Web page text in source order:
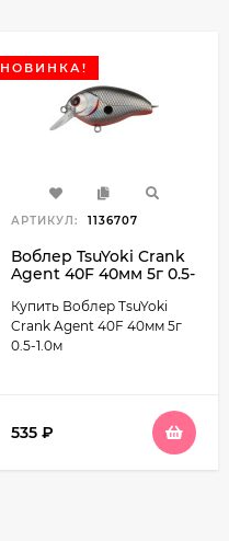
НОВИНКА!
АРТИКУЛ: 1136707
Воблер TsuYoki Crank
Agent 40F 40мм 5г 0.5-
Купить Воблер TsuYoki
Crank Agent 40F 40мм 5г
0.5-1.0м
535 ₽